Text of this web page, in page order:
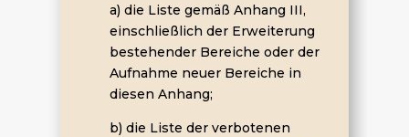
a) die Liste gemäß Anhang III,
einschließlich der Erweiterung
bestehender Bereiche oder der
Aufnahme neuer Bereiche in
diesen Anhang;
b) die Liste der verbotenen